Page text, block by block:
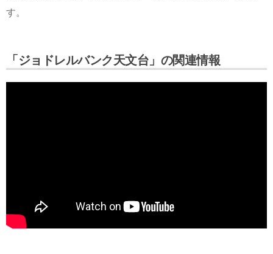
す。
「ジョドレルバンク天文台」の関連情報